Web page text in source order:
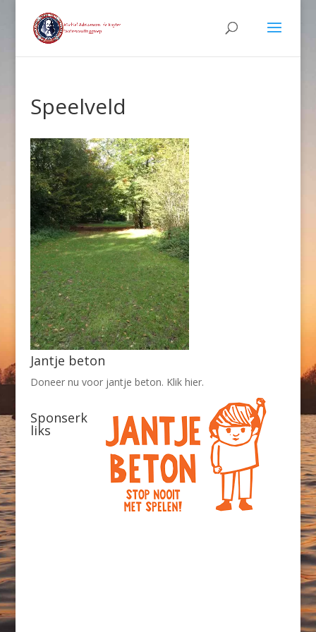
Speelveld
Jantje beton
Doneer nu voor jantje beton. Klik hier.
Sponserk
liks